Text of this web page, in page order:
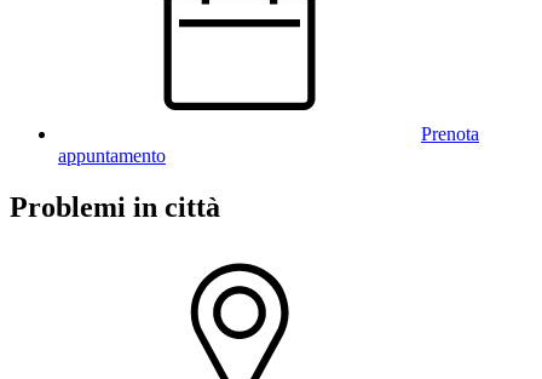
Prenota
appuntamento
Problemi in città